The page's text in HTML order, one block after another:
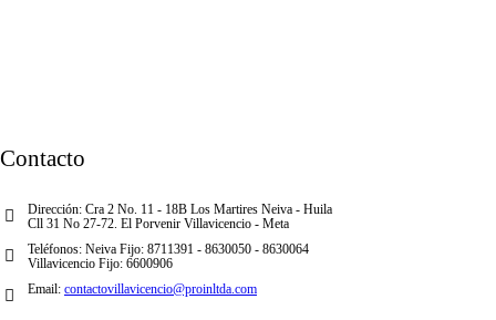
Contacto
Dirección: Cra 2 No. 11 - 18B Los Martires Neiva - Huila
Cll 31 No 27-72. El Porvenir Villavicencio - Meta
Teléfonos: Neiva Fijo: 8711391 - 8630050 - 8630064
Villavicencio Fijo: 6600906
Email: contactovillavicencio@proinltda.com